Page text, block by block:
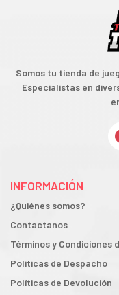
Somos tu tienda de
Especialistas en
INFORMACIÓN
¿Quiénes somos?
Contactanos
Términos y Condiciones
Políticas de Despacho
Políticas de Devolución